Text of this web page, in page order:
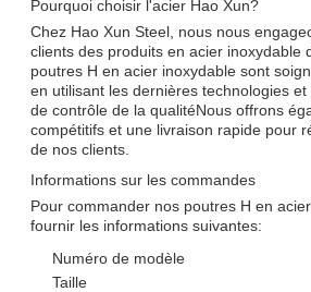
Pourquoi choisir l'acier Hao Xun?
Chez Hao Xun Steel, nous nous
clients des produits en acier inoxydable
poutres H en acier inoxydable sont
en utilisant les dernières technologies
de contrôle de la qualitéNous offrons
compétitifs et une livraison rapide pour
de nos clients.
Informations sur les commandes
Pour commander nos poutres H en
fournir les informations suivantes:
Numéro de modèle
Taille